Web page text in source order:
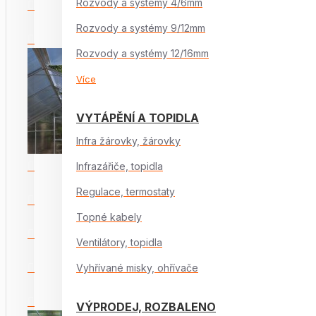
Rozvody a systémy 4/6mm
Rozvody a systémy 9/12mm
Rozvody a systémy 12/16mm
Více
VYTÁPĚNÍ A TOPIDLA
Infra žárovky, žárovky
Infrazářiče, topidla
Regulace, termostaty
Topné kabely
Ventilátory, topidla
Vyhřívané misky, ohřívače
VÝPRODEJ, ROZBALENO